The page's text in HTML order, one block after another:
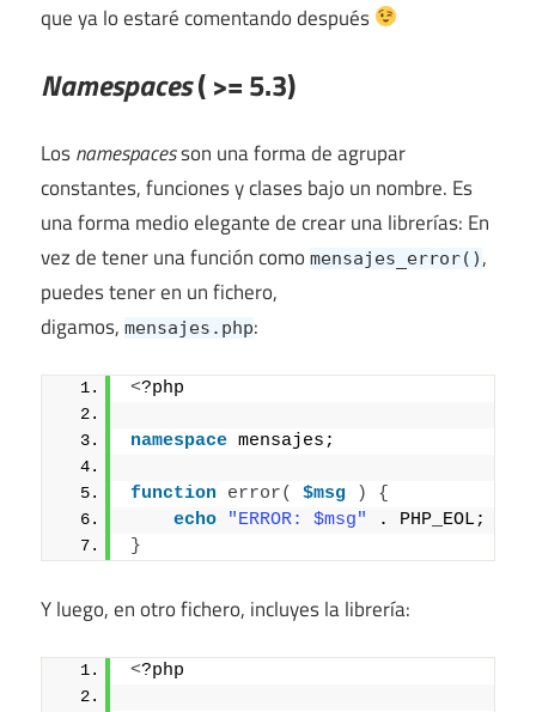
que ya lo estaré comentando después
Namespaces( >= 5.3)
Losnamespacesson una forma de agrupar
constantes, funciones y clases bajo un nombre. Es
una forma medio elegante de crear una librerías: En
vez de tener una función como mensajes_error() ,
puedes tener en un fichero,
digamos, mensajes.php:
<?php
namespace mensajes;
function error( $msg )
{
echo
"ERROR: $msg"
. PHP_EOL;
}
Y luego, en otro fichero, incluyes la librería:
<?php